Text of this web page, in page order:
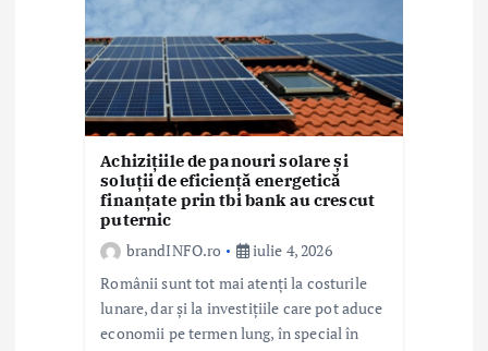
Achizițiile de panouri solare și
soluții de eficiență energetică
finanțate prin tbi bank au crescut
puternic
brandINFO.ro
iulie 4, 2026
Românii sunt tot mai atenți la costurile
lunare, dar și la investițiile care pot aduce
economii pe termen lung, în special în